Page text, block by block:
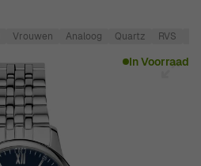
Vrouwen Analoog Quartz RVS
In Voorraad